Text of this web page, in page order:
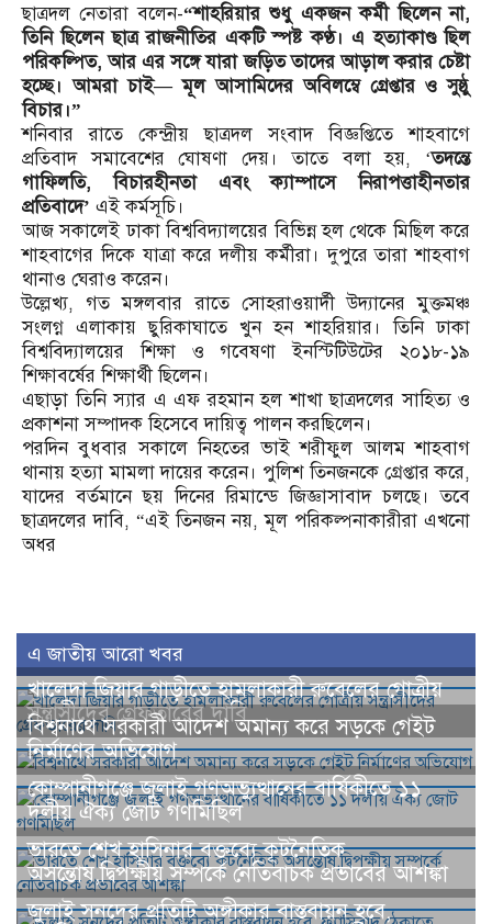
ছাত্রদল নেতারা বলেন-“শাহরিয়ার শুধু একজন কর্মী ছিলেন না,
তিনি ছিলেন ছাত্র রাজনীতির একটি স্পষ্ট কণ্ঠ। এ হত্যাকাণ্ড ছিল
পরিকল্পিত, আর এর সঙ্গে যারা জড়িত তাদের আড়াল করার চেষ্টা
হচ্ছে। আমরা চাই— মূল আসামিদের অবিলম্বে গ্রেপ্তার ও সুষ্ঠু
বিচার।”
শনিবার রাতে কেন্দ্রীয় ছাত্রদল সংবাদ বিজ্ঞপ্তিতে শাহবাগে
প্রতিবাদ সমাবেশের ঘোষণা দেয়। তাতে বলা হয়, ‘তদন্তে
গাফিলতি, বিচারহীনতা এবং ক্যাম্পাসে নিরাপত্তাহীনতার
প্রতিবাদে’ এই কর্মসূচি।
আজ সকালেই ঢাকা বিশ্ববিদ্যালয়ের বিভিন্ন হল থেকে মিছিল করে
শাহবাগের দিকে যাত্রা করে দলীয় কর্মীরা। দুপুরে তারা শাহবাগ
থানাও ঘেরাও করেন।
উল্লেখ্য, গত মঙ্গলবার রাতে সোহরাওয়ার্দী উদ্যানের মুক্তমঞ্চ
সংলগ্ন এলাকায় ছুরিকাঘাতে খুন হন শাহরিয়ার। তিনি ঢাকা
বিশ্ববিদ্যালয়ের শিক্ষা ও গবেষণা ইনস্টিটিউটের ২০১৮-১৯
শিক্ষাবর্ষের শিক্ষার্থী ছিলেন।
এছাড়া তিনি স্যার এ এফ রহমান হল শাখা ছাত্রদলের সাহিত্য ও
প্রকাশনা সম্পাদক হিসেবে দায়িত্ব পালন করছিলেন।
পরদিন বুধবার সকালে নিহতের ভাই শরীফুল আলম শাহবাগ
থানায় হত্যা মামলা দায়ের করেন। পুলিশ তিনজনকে গ্রেপ্তার করে,
যাদের বর্তমানে ছয় দিনের রিমান্ডে জিজ্ঞাসাবাদ চলছে। তবে
ছাত্রদলের দাবি, “এই তিনজন নয়, মূল পরিকল্পনাকারীরা এখনো
অধর
এ জাতীয় আরো খবর
খালেদা জিয়ার গাড়ীতে হামলাকারী রুবেলের গোত্রীয়
সন্ত্রাসীদের গ্রেফতারের দাবি
বিশ্বনাথে সরকারী আদেশ অমান্য করে সড়কে গেইট
নির্মাণের অভিযোগ
কোম্পানীগঞ্জে জুলাই গণঅভ্যুত্থানের বার্ষিকীতে ১১
দলীয় ঐক্য জোট গণমিছিল
ভারতে শেখ হাসিনার বক্তব্যে কূটনৈতিক
অসন্তোষ,দ্বিপক্ষীয় সম্পর্কে নেতিবাচক প্রভাবের আশঙ্কা
জুলাই সনদের প্রতিটি অঙ্গীকার বাস্তবায়ন হবে,